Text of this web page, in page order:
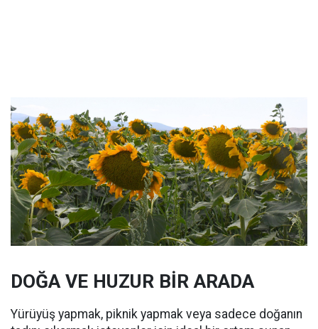
DOĞA VE HUZUR BİR ARADA
Yürüyüş yapmak, piknik yapmak veya sadece doğanın